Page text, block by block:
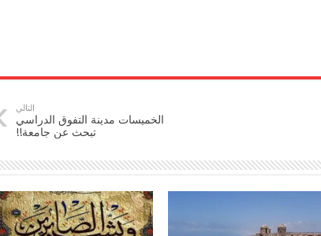
التالي
الخميسات مدينة التفوق الدراسي
تبحث عن جامعة!!